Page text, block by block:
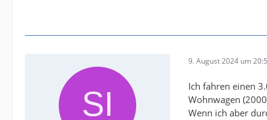
9. August 2024 um
Ich fahren einen
Wohnwagen
Wenn ich aber